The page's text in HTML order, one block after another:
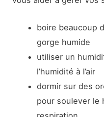
boire beaucoup
gorge humide
utiliser un
l’humidité à l’air
dormir sur des
pour soulever le